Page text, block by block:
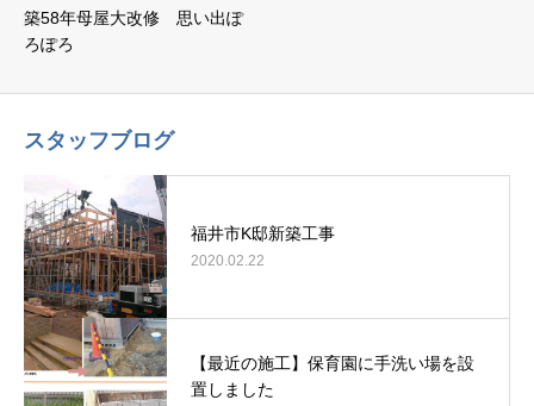
築58年母屋大改修 思い出ぽ
ろぽろ
スタッフブログ
福井市K邸新築工事
2020.02.22
【最近の施工】保育園に手洗い場を設
置しました